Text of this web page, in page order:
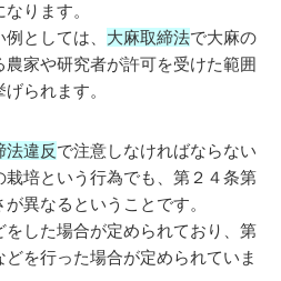
ります。
としては、 大麻取締法で大麻の
家や研究者が許可を受けた範囲
られます。
法違反で注意しなければならない
栽培という行為でも、第２４条第
異なるということです。
した場合が定められており、第
どを行った場合が定められていま